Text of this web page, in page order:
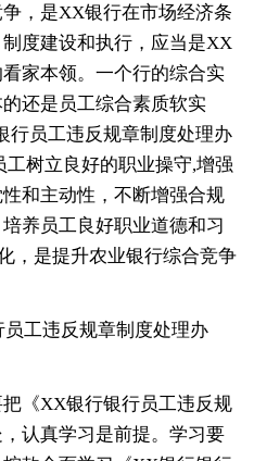
，是XX银行在市场经济条
度建设和执行，应当是XX
家本领。一个行的综合实
还是员工综合素质软实
行员工违反规章制度处理办
树立良好的职业操守,增强
和主动性，不断增强合规
养员工良好职业道德和习
，是提升农业银行综合竞争
工违反规章制度处理办
《XX银行银行员工违反规
认真学习是前提。学习要